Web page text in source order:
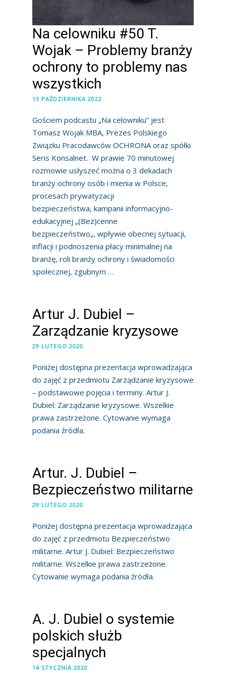
Na celowniku #50 T.
Wojak – Problemy branży
ochrony to problemy nas
wszystkich
13 PAŹDZIERNIKA 2022
Gościem podcastu „Na celowniku” jest
Tomasz Wojak MBA, Prezes Polskiego
Związku Pracodawców OCHRONA oraz spółki
Seris Konsalnet. W prawie 70 minutowej
rozmowie usłyszeć można o 3 dekadach
branży ochrony osób i mienia w Polsce,
procesach prywatyzacji
bezpieczeństwa, kampanii informacyjno-
edukacyjnej „(Bez)cenne
bezpieczeństwo„, wpływie obecnej sytuacji,
inflacji i podnoszenia płacy minimalnej na
branżę, roli branży ochrony i świadomości
społecznej, zgubnym …
Artur J. Dubiel –
Zarządzanie kryzysowe
29 LUTEGO 2020
Poniżej dostępna prezentacja wprowadzająca
do zajęć z przedmiotu Zarządzanie kryzysowe
– podstawowe pojęcia i terminy. Artur J.
Dubiel: Zarządzanie kryzysowe. Wszelkie
prawa zastrzeżone. Cytowanie wymaga
podania źródła.
Artur. J. Dubiel –
Bezpieczeństwo militarne
29 LUTEGO 2020
Poniżej dostępna prezentacja wprowadzająca
do zajęć z przedmiotu Bezpieczeństwo
militarne. Artur J. Dubiel: Bezpieczeństwo
militarne. Wszelkie prawa zastrzeżone.
Cytowanie wymaga podania źródła.
A. J. Dubiel o systemie
polskich służb
specjalnych
14 STYCZNIA 2020